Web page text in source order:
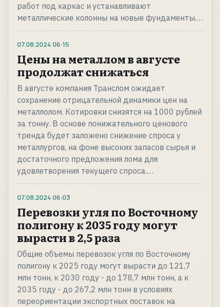
работ под каркас и устанавливают
металлические колонны на новые фундаменты.…
07.08.2024 06:15
Цены на металлом в августе
продолжат снижаться
В августе компания Транслом ожидает
сохранение отрицательной динамики цен на
металлолом. Котировки снизятся на 1000 рублей
за тонну. В основе понижательного ценового
тренда будет заложено снижение спроса у
металлургов, на фоне высоких запасов сырья и
достаточного предложения лома для
удовлетворения текущего спроса.…
07.08.2024 06:03
Перевозки угля по Восточному
полигону к 2035 году могут
вырасти в 2,5 раза
Общие объемы перевозок угля по Восточному
полигону к 2025 году могут вырасти до 121,7
млн тонн, к 2030 году - до 178,7 млн тонн, а к
2035 году - до 267,2 млн тонн в условиях
переориентации экспортных поставок на